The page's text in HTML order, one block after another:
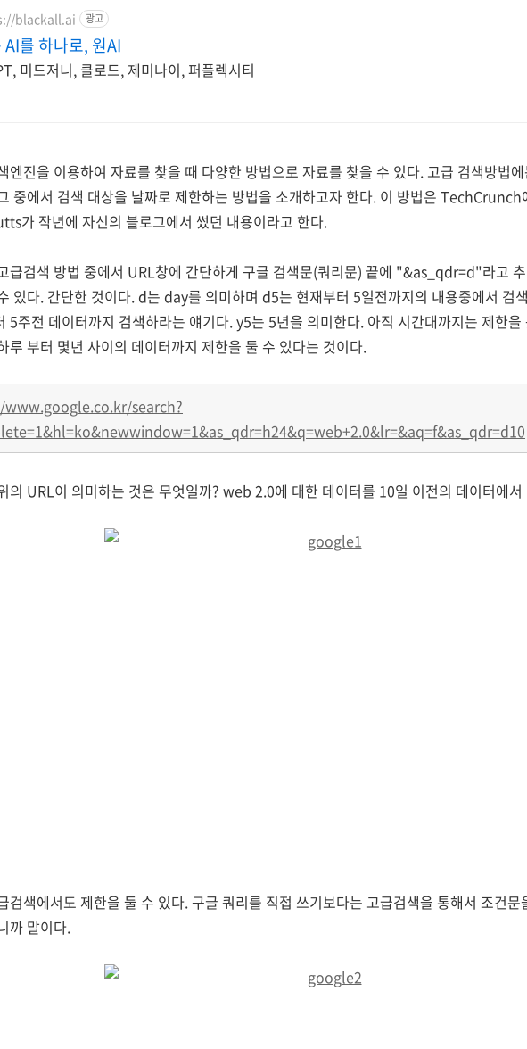
blackall.ai 광고
AI를 하나로, 원AI
미드저니, 클로드, 제미나이, 퍼플렉시티
엔진을 이용하여 자료를 찾을 때 다양한 방법으로 자료를 찾을 수 있다. 고급 검색방법
중에서 검색 대상을 날짜로 제한하는 방법을 소개하고자 한다. 이 방법은 TechCrunch
가 작년에 자신의 블로그에서 썼던 내용이라고 한다.
급검색 방법 중에서 URL창에 간단하게 구글 검색문(쿼리문) 끝에 "&as_qdr=d"라고
있다. 간단한 것이다. d는 day를 의미하며 d5는 현재부터 5일전까지의 내용중에서 검
5주전 데이터까지 검색하라는 얘기다. y5는 5년을 의미한다. 아직 시간대까지는 제한
루 부터 몇년 사이의 데이터까지 제한을 둘 수 있다는 것이다.
search?
의 URL이 의미하는 것은 무엇일까? web 2.0에 대한 데이터를 10일 이전의 데이터에
검색에서도 제한을 둘 수 있다. 구글 쿼리를 직접 쓰기보다는 고급검색을 통해서 조건
까 말이다.